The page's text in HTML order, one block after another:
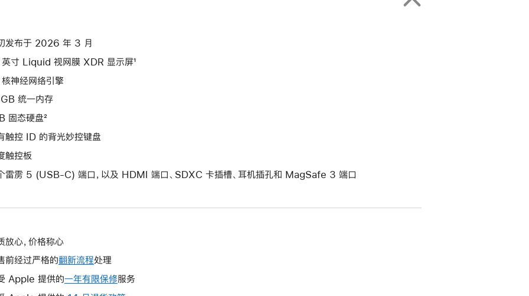
发布于 2026 年 3 月
寸 Liquid 视网膜 XDR 显示屏¹
神经网络引擎
统一内存
固态硬盘²
触控 ID 的背光妙控键盘
触控板
雷雳 5 (USB-C) 端口，以及 HDMI 端口、SDXC 卡插槽、耳机插孔和 MagSafe 3 端口
放心，价格称心
前经过严格的翻新流程处理
Apple 提供的一年有限保修此
操
服务